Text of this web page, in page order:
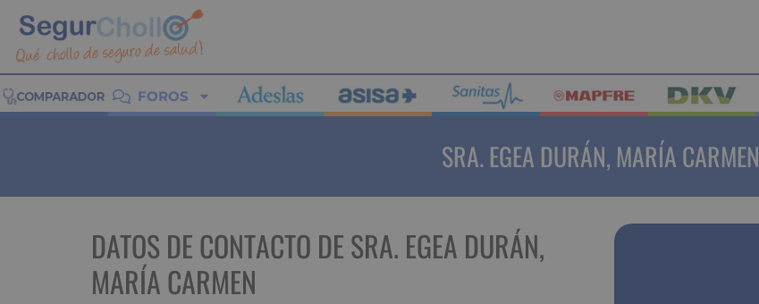
FOROS
SRA. EGEA DURÁN, MARÍA CARMEN
DATOS DE CONTACTO DE SRA. EGEA DURÁN,
MARÍA CARMEN